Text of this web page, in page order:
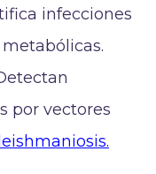
infecciones
por vectores